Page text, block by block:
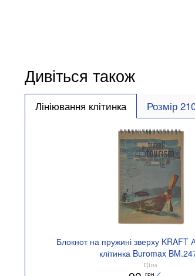
Дивіться також
Лініювання клітинка Розмір
Блокнот на пружині зверху KRAFT
клітинка Buromax
Ціна
грн